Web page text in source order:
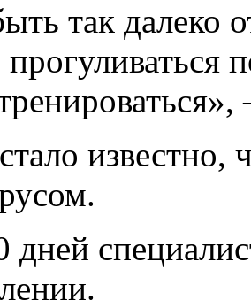
так далеко
известно,
дней